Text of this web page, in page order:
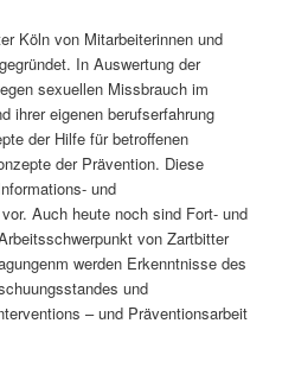
Köln von Mitarbeiterinnen und
In Auswertung der
sexuellen Missbrauch im
ihrer eigenen berufserfahrung
der Hilfe für betroffenen
der Prävention. Diese
und
Auch heute noch sind Fort- und
von Zartbitter
werden Erkenntnisse des
und
– und Präventionsarbeit